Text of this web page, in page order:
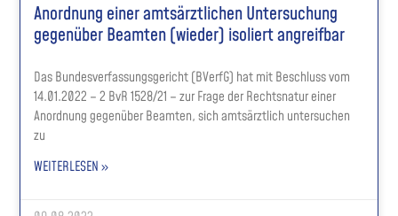
Anordnung einer amtsärztlichen Untersuchung
gegenüber Beamten (wieder) isoliert angreifbar
Das Bundesverfassungsgericht (BVerfG) hat mit Beschluss vom
14.01.2022 – 2 BvR 1528/21 – zur Frage der Rechtsnatur einer
Anordnung gegenüber Beamten, sich amtsärztlich untersuchen
zu
WEITERLESEN »